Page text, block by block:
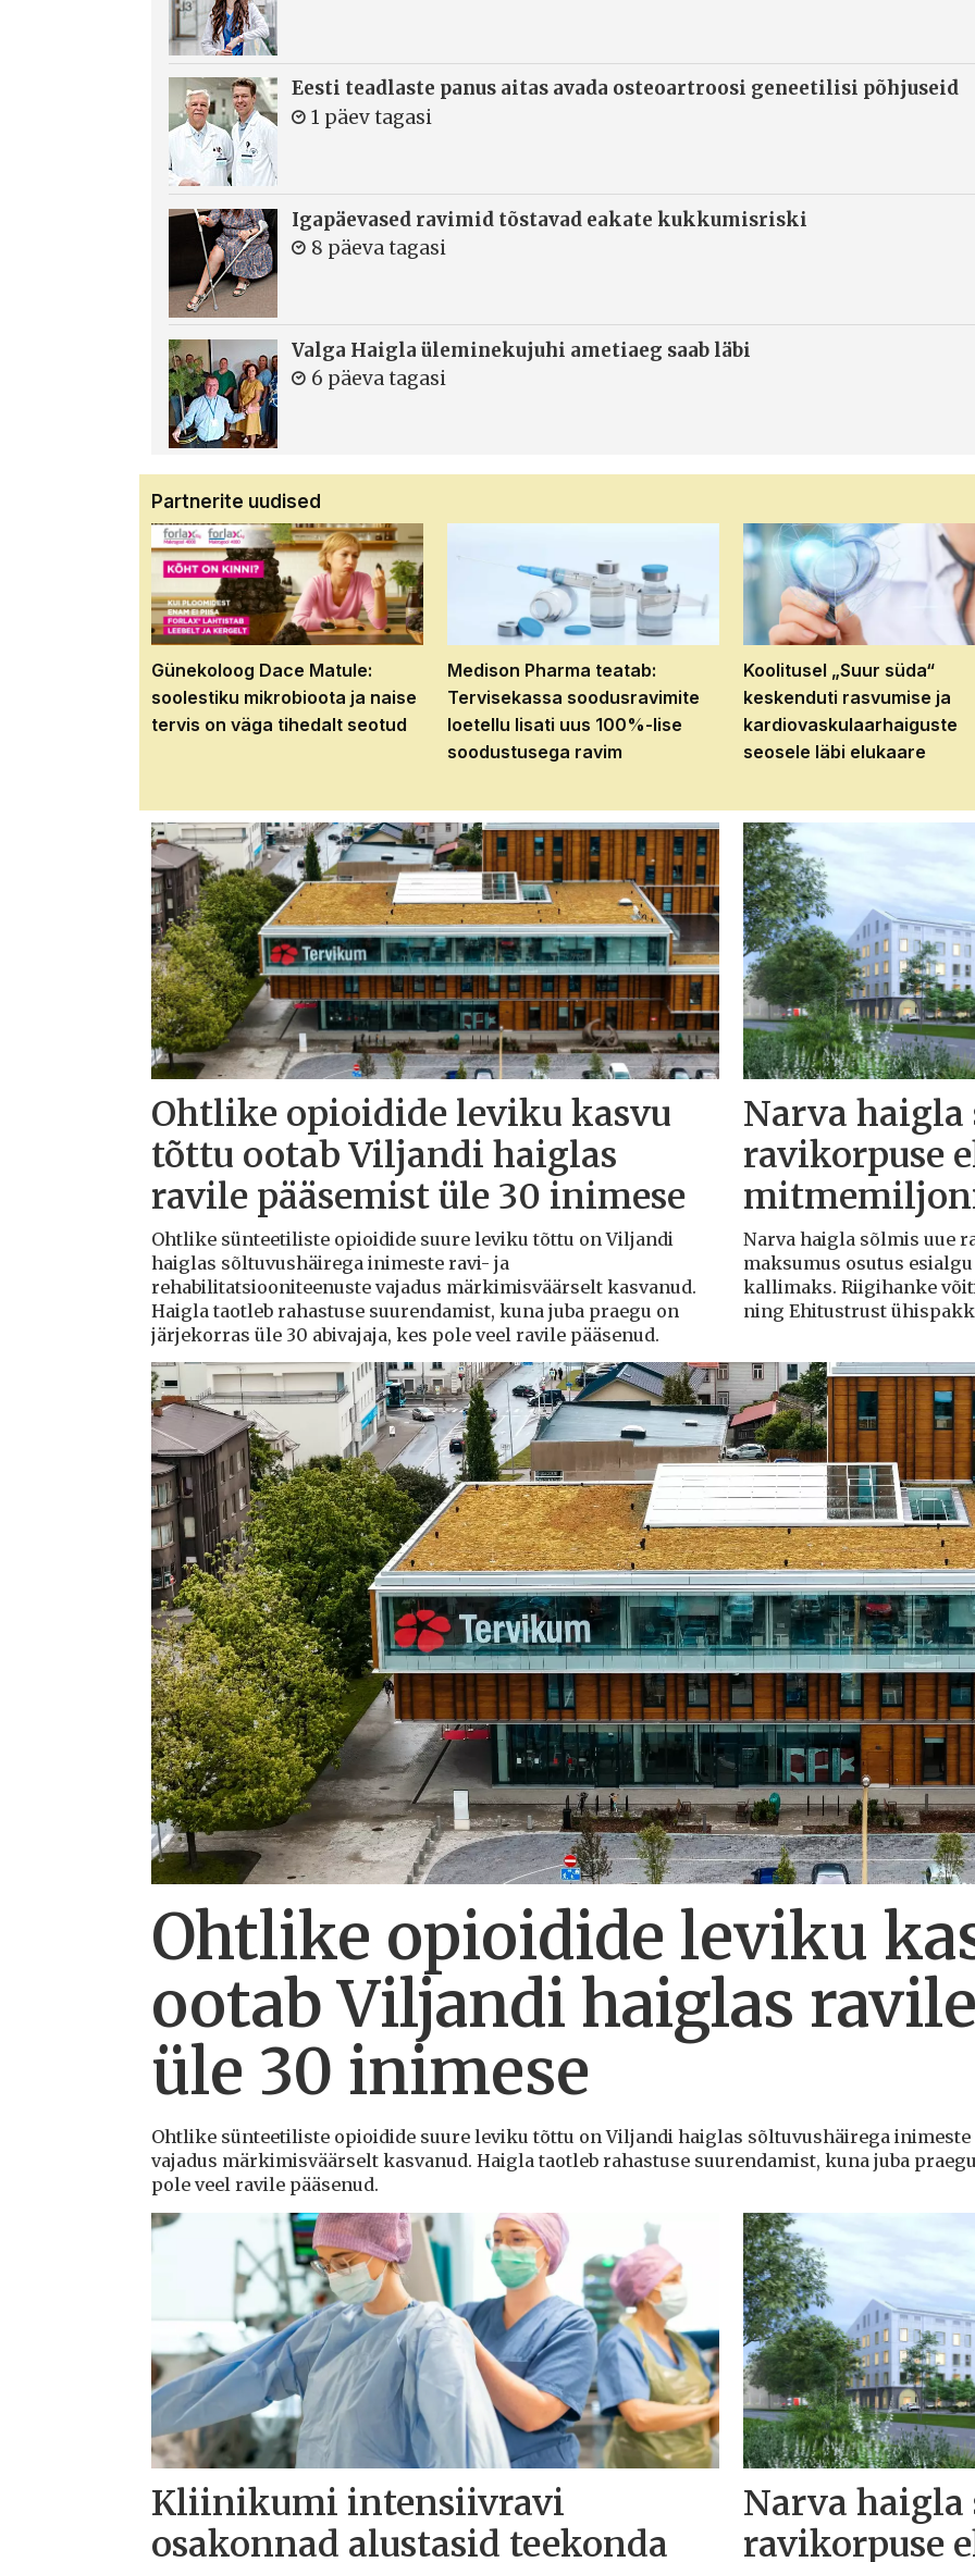
Eesti teadlaste panus aitas avada osteoartroosi geneetilisi põhjuseid
1 päev tagasi
Igapäevased ravimid tõstavad eakate kukkumisriski
8 päeva tagasi
Valga Haigla üleminekujuhi ametiaeg saab läbi
6 päeva tagasi
Partnerite uudised
Günekoloog Dace Matule:
soolestiku mikrobioota ja naise
tervis on väga tihedalt seotud
Medison Pharma teatab:
Tervisekassa soodusravimite
loetellu lisati uus 100%-lise
soodustusega ravim
Koolitusel „Suur süda“
keskenduti rasvumise ja
kardiovaskulaarhaiguste
seosele läbi elukaare
Ohtlike opioidide leviku kasvu
tõttu ootab Viljandi haiglas
ravile pääsemist üle 30 inimese
Ohtlike sünteetiliste opioidide suure leviku tõttu on Viljandi
haiglas sõltuvushäirega inimeste ravi- ja
rehabilitatsiooniteenuste vajadus märkimisväärselt kasvanud.
Haigla taotleb rahastuse suurendamist, kuna juba praegu on
järjekorras üle 30 abivajaja, kes pole veel ravile pääsenud.
Narva haigla
ravikorpuse
Narva haigla sõlmis uue
maksumus osutus
kallimaks. Riigihanke
ning Ehitustrust
Ohtlike opioidide leviku
ootab Viljandi haiglas
üle 30 inimese
Ohtlike sünteetiliste opioidide suure leviku tõttu on Viljandi haiglas sõltuvushäirega
vajadus märkimisväärselt kasvanud. Haigla taotleb rahastuse suurendamist, kuna juba
pole veel ravile pääsenud.
Kliinikumi intensiivravi
osakonnad alustasid teekonda
Narva haigla
ravikorpuse